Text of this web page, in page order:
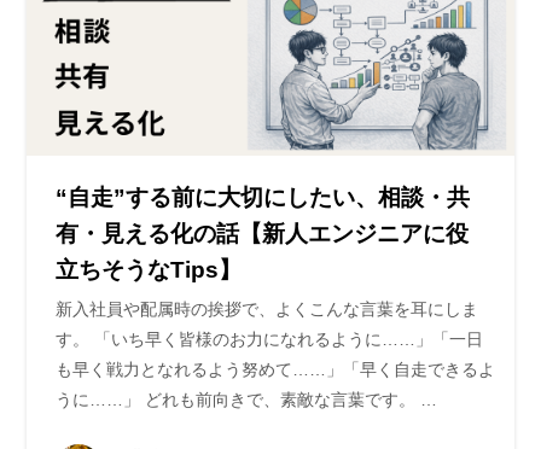
“自走”する前に大切にしたい、相談・共
有・見える化の話【新人エンジニアに役
立ちそうなTips】
新入社員や配属時の挨拶で、よくこんな言葉を耳にしま
す。 「いち早く皆様のお力になれるように……」「一日
も早く戦力となれるよう努めて……」「早く自走できるよ
うに……」 どれも前向きで、素敵な言葉です。 …